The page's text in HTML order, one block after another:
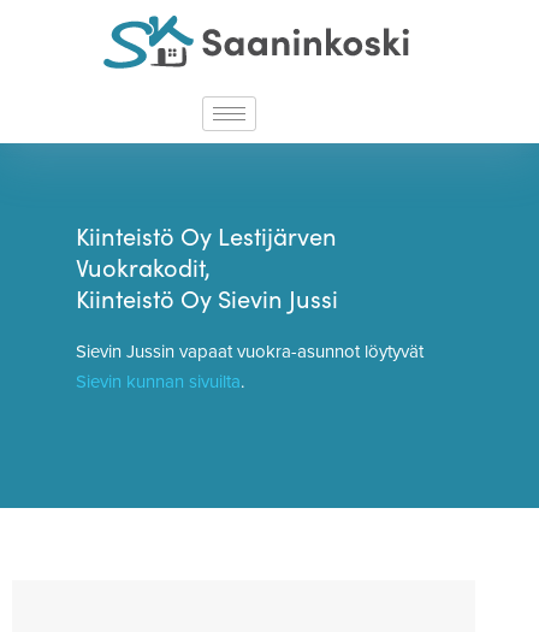
Kiinteistö Oy Lestijärven
Vuokrakodit,
Kiinteistö Oy Sievin Jussi
Sievin Jussin vapaat vuokra-asunnot löy­tyvät
Sievin kunnan sivuilta.